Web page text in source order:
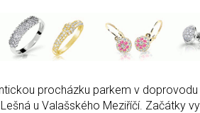
procházku parkem v
u Valašského Meziříčí. Začátky